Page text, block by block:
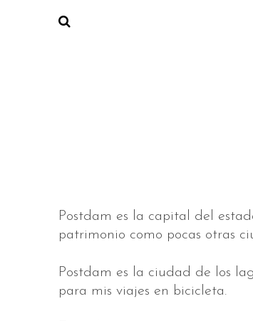
Postdam es la capital del
patrimonio como pocas otras
Postdam es la ciudad de los
para mis viajes en bicicleta.